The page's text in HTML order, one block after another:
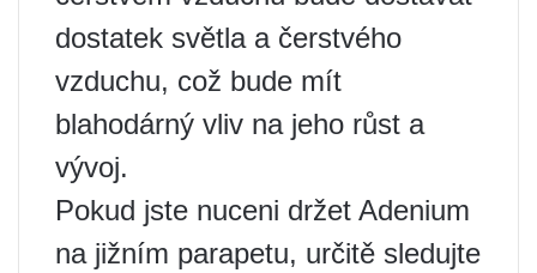
dostatek světla a čerstvého
vzduchu, což bude mít
blahodárný vliv na jeho růst a
vývoj.
Pokud jste nuceni držet Adenium
na jižním parapetu, určitě sledujte